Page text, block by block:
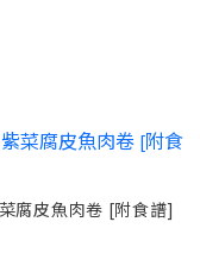
腐皮魚肉卷 [附食譜]